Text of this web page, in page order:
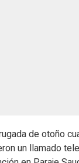
de otoño
un llamado